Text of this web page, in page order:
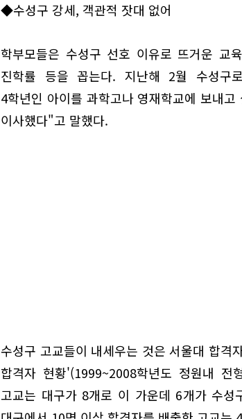
◆수성구 강세, 객관적 잣대 없어
학부모들은 수성구 선호 이유로 뜨거운 교
진학률 등을 꼽는다. 지난해 2월 수성구
4학년인 아이를 과학고나 영재학교에 보내
이사했다"고 말했다.
수성구 고교들이 내세우는 것은 서울대 합격
합격자 현황'(1999~2008학년도 정원내
고교는 대구가 8개로 이 가운데 6개가 수성